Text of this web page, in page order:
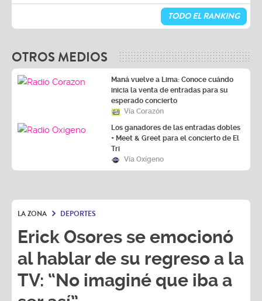
TODO EL RANKING
OTROS MEDIOS
Maná vuelve a Lima: Conoce cuándo
inicia la venta de entradas para su
esperado concierto
Vía Corazón
Los ganadores de las entradas dobles
+ Meet & Greet para el concierto de El
Tri
Vía Oxígeno
LA ZONA DEPORTES
Erick Osores se emocionó
al hablar de su regreso a la
TV: “No imaginé que iba a